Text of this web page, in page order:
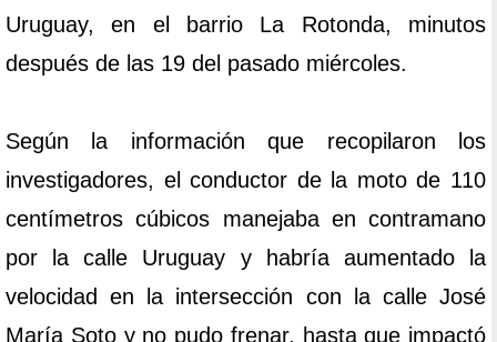
Uruguay, en el barrio La Rotonda, minutos
después de las 19 del pasado miércoles.
Según la información que recopilaron los
investigadores, el conductor de la moto de 110
centímetros cúbicos manejaba en contramano
por la calle Uruguay y habría aumentado la
velocidad en la intersección con la calle José
María Soto y no pudo frenar, hasta que impactó